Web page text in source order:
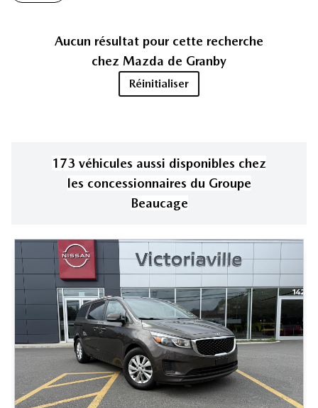
Aucun résultat pour cette recherche
chez Mazda de Granby
Réinitialiser
173 véhicules aussi disponibles chez
les concessionnaires du Groupe
Beaucage